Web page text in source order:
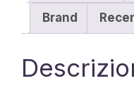
Brand